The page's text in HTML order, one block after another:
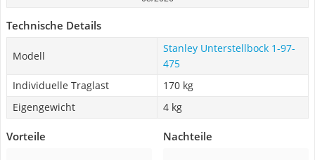
Technische Details
Modell
Stanley Unterstellbock 1-97-
475
Individuelle Traglast
170 kg
Eigengewicht
4 kg
Vorteile Nachteile